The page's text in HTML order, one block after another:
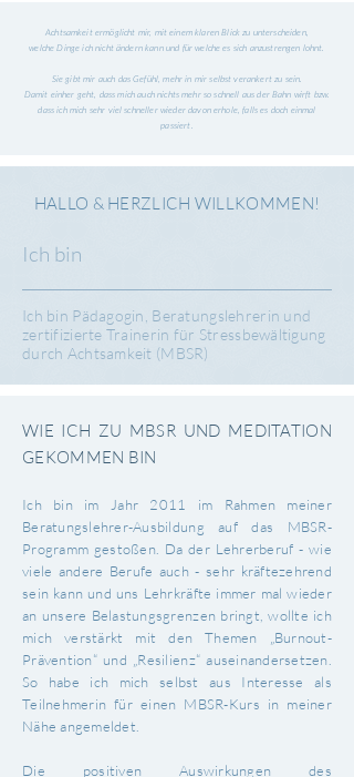
Achtsamkeit ermöglicht mir, mit einem klaren Blick zu unterscheiden,
welche Dinge ich nicht ändern kann und für welche es sich anzustrengen lohnt.
Sie gibt mir auch das Gefühl, mehr in mir selbst verankert zu sein.
Damit einher geht, dass mich auch nichts mehr so schnell aus der Bahn wirft bzw.
dass ich mich sehr viel schneller wieder davon erhole, falls es doch einmal
passiert.
HALLO & HERZLICH WILLKOMMEN!
Ich bin
Ich bin Pädagogin, Beratungslehrerin und
zertifizierte Trainerin für Stressbewältigung
durch Achtsamkeit (MBSR)
WIE ICH ZU MBSR UND MEDITATION
GEKOMMEN BIN
Ich bin im Jahr 2011 im Rahmen meiner
Beratungslehrer-Ausbildung auf das MBSR-
Programm gestoßen. Da der Lehrerberuf - wie
viele andere Berufe auch - sehr kräftezehrend
sein kann und uns Lehrkräfte immer mal wieder
an unsere Belastungsgrenzen bringt, wollte ich
mich verstärkt mit den Themen „Burnout-
Prävention“ und „Resilienz“ auseinandersetzen.
So habe ich mich selbst aus Interesse als
Teilnehmerin für einen MBSR-Kurs in meiner
Nähe angemeldet.
Die positiven Auswirkungen des